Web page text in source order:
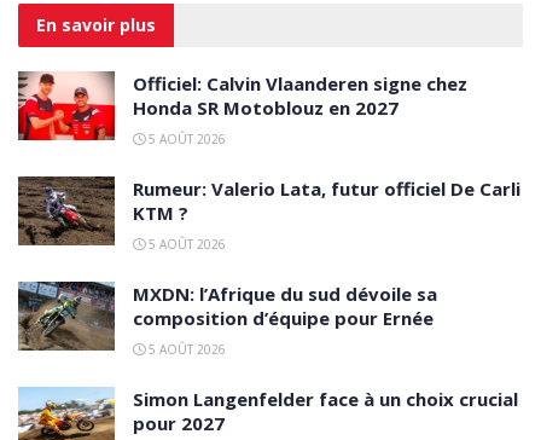
En savoir plus
Officiel: Calvin Vlaanderen signe chez
Honda SR Motoblouz en 2027
5 AOÛT 2026
Rumeur: Valerio Lata, futur officiel De Carli
KTM ?
5 AOÛT 2026
MXDN: l’Afrique du sud dévoile sa
composition d’équipe pour Ernée
5 AOÛT 2026
Simon Langenfelder face à un choix crucial
pour 2027